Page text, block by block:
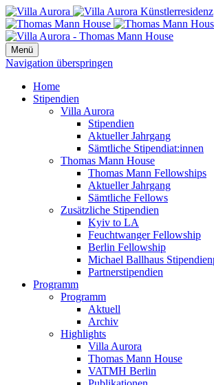
Menü
Navigation überspringen
Home
Stipendien
Villa Aurora
Stipendien
Aktueller Jahrgang
Sämtliche Stipendiat:innen
Thomas Mann House
Thomas Mann Fellowships
Aktueller Jahrgang
Sämtliche Fellows
Zusätzliche Stipendien
Kyiv to LA
Feuchtwanger Fellowship
Berlin Fellowship
Michael Ballhaus
Partnerstipendien
Programm
Programm
Aktuell
Archiv
Highlights
Villa Aurora
Thomas Mann House
VATMH Berlin